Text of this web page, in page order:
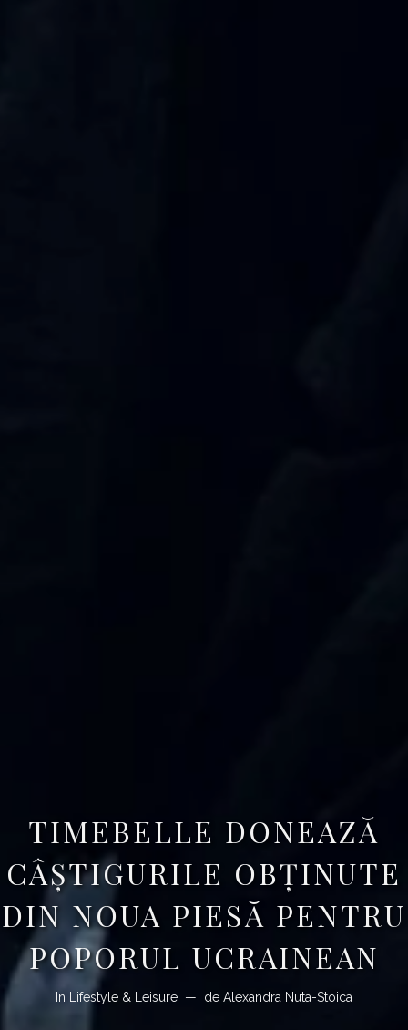
TIMEBELLE DONEAZĂ
CÂŞTIGURILE OBŢINUTE
DIN NOUA PIESĂ PENTRU
POPORUL UCRAINEAN
In Lifestyle & Leisure de Alexandra Nuta-Stoica